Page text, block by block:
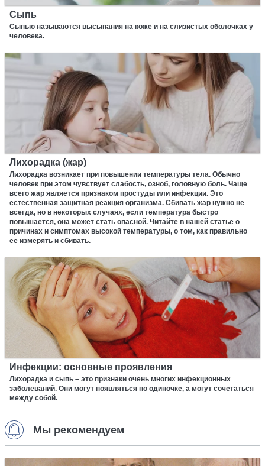
Сыпь
Сыпью называются высыпания на коже и на слизистых оболочках у
человека.
Лихорадка (жар)
Лихорадка возникает при повышении температуры тела. Обычно
человек при этом чувствует слабость, озноб, головную боль. Чаще
всего жар является признаком простуды или инфекции. Это
естественная защитная реакция организма. Сбивать жар нужно не
всегда, но в некоторых случаях, если температура быстро
повышается, она может стать опасной. Читайте в нашей статье о
причинах и симптомах высокой температуры, о том, как правильно
ее измерять и сбивать.
Инфекции: основные проявления
Лихорадка и сыпь – это признаки очень многих инфекционных
заболеваний. Они могут появляться по одиночке, а могут сочетаться
между собой.
Мы рекомендуем